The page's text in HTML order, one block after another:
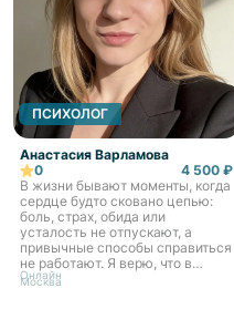
ПСИХОЛОГ
Анастасия Варламова
0
4 500 ₽
В жизни бывают моменты, когда
сердце будто сковано цепью:
боль, страх, обида или
усталость не отпускают, а
привычные способы справиться
не работают. Я верю, что в
каждом человеке есть сила для
Онлайн
Москва